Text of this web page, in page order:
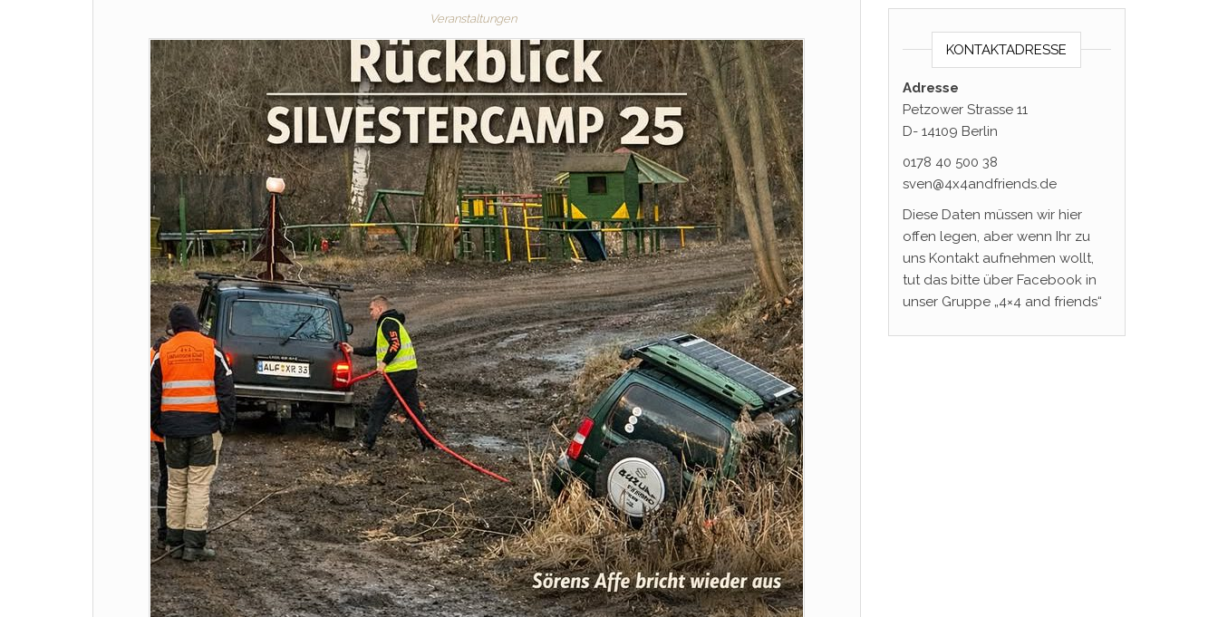
Veranstaltungen
KONTAKTADRESSE
Adresse
Petzower Strasse 11
D- 14109 Berlin
0178 40 500 38
sven@4x4andfriends.de
Diese Daten müssen wir hier
offen legen, aber wenn Ihr zu
uns Kontakt aufnehmen wollt,
tut das bitte über Facebook in
unser Gruppe „4×4 and friends“